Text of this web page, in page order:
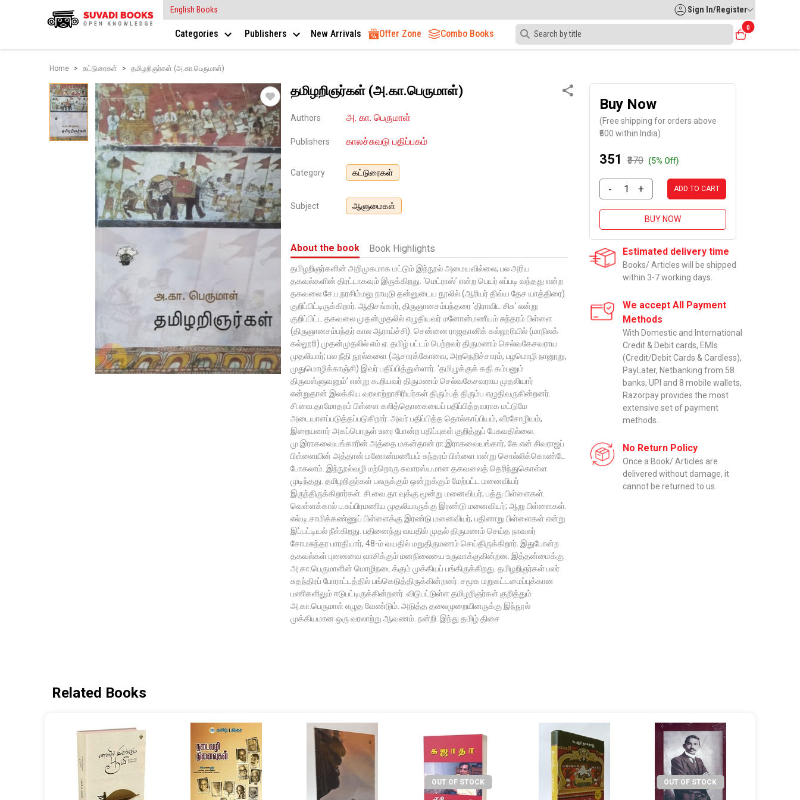
English Books Sign In/Register
Categories Publishers New Arrivals Offer Zone Combo Books
0
Home கட்டுரைகள் தமிழறிஞர்கள் (அ.கா.பெருமாள்)
தமிழறிஞர்கள் (அ.கா.பெருமாள்)
Authors அ. கா. பெருமாள்
Publishers காலச்சுவடு பதிப்பகம்
Category கட்டுரைகள்
Subject ஆளுமைகள்
About the book Book Highlights
தமிழறிஞர்களின் அறிமுகமாக மட்டும் இந்நூல் அமையவில்லை; பல அரிய
தகவல்களின் திரட்டாகவும் இருக்கிறது. ‘மெட்ராஸ்’ என்ற பெயர் எப்படி வந்தது என்ற
தகவலை சே.ப.நரசிம்மலு நாயுடு தன்னுடைய நூலில் (ஆரியர் திவ்ய தேச யாத்திரை)
குறிப்பிட்டிருக்கிறார். ஆதிசங்கரர், திருஞானசம்பந்தரை ‘திராவிட சிசு’ என்று
குறிப்பிட்ட தகவலை முதன்முதலில் எழுதியவர் மனோன்மணீயம் சுந்தரம் பிள்ளை
(திருஞானசம்பந்தர் கால ஆராய்ச்சி). சென்னை ராஜதானிக் கல்லூரியில் (மாநிலக்
கல்லூரி) முதன்முதலில் எம்.ஏ. தமிழ் பட்டம் பெற்றவர் திருமணம் செல்வகேசவராய
முதலியார்; பல நீதி நூல்களை (ஆசாரக்கோவை, அறநெறிச்சாரம், பழமொழி நானூறு,
முதுமொழிக்காஞ்சி) இவர் பதிப்பித்துள்ளார். ‘தமிழுக்குக் கதி கம்பனும்
திருவள்ளுவனும்’ என்று கூறியவர் திருமணம் செல்வகேசவராய முதலியார்
என்றுதான் இலக்கிய வரலாற்றாசிரியர்கள் திரும்பத் திரும்ப எழுதிவருகின்றனர்.
சி.வை.தாமோதரம் பிள்ளை கலித்தொகையைப் பதிப்பித்தவராக மட்டுமே
அடையாளப்படுத்தப்படுகிறார். அவர் பதிப்பித்த தொல்காப்பியம், வீரசோழியம்,
இறையனார் அகப்பொருள் உரை போன்ற பதிப்புகள் குறித்துப் பேசுவதில்லை.
மு.இராகவையங்காரின் அத்தை மகன்தான் ரா.இராகவையங்கார்; கே.என்.சிவராஜப்
பிள்ளையின் அத்தான் மனோன்மணீயம் சுந்தரம் பிள்ளை என்று சொல்லிக்கொண்டே
போகலாம். இந்நூல்வழி மற்றொரு சுவாரஸ்யமான தகவலைத் தெரிந்துகொள்ள
முடிந்தது. தமிழறிஞர்கள் பலருக்கும் ஒன்றுக்கும் மேற்பட்ட மனைவியர்
இருந்திருக்கிறார்கள். சி.வை.தா.வுக்கு மூன்று மனைவியர்; பத்து பிள்ளைகள்.
வெள்ளக்கால் ப.சுப்பிரமணிய முதலியாருக்கு இரண்டு மனைவியர்; ஆறு பிள்ளைகள்.
எல்.டி.சாமிக்கண்ணுப் பிள்ளைக்கு இரண்டு மனைவியர்; பதினாறு பிள்ளைகள் என்று
இப்பட்டியல் நீள்கிறது. பதினைந்து வயதில் முதல் திருமணம் செய்த நாவலர்
சோமசுந்தர பாரதியார், 48-ம் வயதில் மறுதிருமணம் செய்திருக்கிறார். இதுபோன்ற
தகவல்கள் புனைவை வாசிக்கும் மனநிலையை உருவாக்குகின்றன. இத்தன்மைக்கு
அ.கா.பெருமாளின் மொழிநடைக்கும் முக்கியப் பங்கிருக்கிறது. தமிழறிஞர்கள் பலர்
சுதந்திரப் போராட்டத்தில் பங்கெடுத்திருக்கின்றனர். சமூக மறுகட்டமைப்புக்கான
பணிகளிலும் ஈடுபட்டிருக்கின்றனர். விடுபட்டுள்ள தமிழறிஞர்கள் குறித்தும்
அ.கா.பெருமாள் எழுத வேண்டும். அடுத்த தலைமுறையினருக்கு இந்நூல்
முக்கியமான ஒரு வரலாற்று ஆவணம். நன்றி: இந்து தமிழ் திசை
Buy Now
(Free shipping for orders above
₹500 within India)
₹351 ₹370 (5% Off)
- + ADD TO CART
BUY NOW
Estimated delivery time
Books/ Articles will be shipped
within 3-7 working days.
We accept All Payment
Methods
With Domestic and International
Credit & Debit cards, EMIs
(Credit/Debit Cards & Cardless),
PayLater, Netbanking from 58
banks, UPI and 8 mobile wallets,
Razorpay provides the most
extensive set of payment
methods.
No Return Policy
Once a Book/ Articles are
delivered without damage, it
cannot be returned to us.
Related Books
OUT OF STOCK OUT OF STOCK